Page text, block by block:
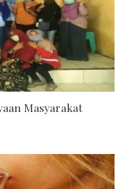
Masyarakat